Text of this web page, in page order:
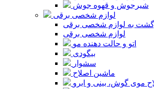
شیرجوش و قهوه جوش
لوازم شخصی برقی
به لوازم شخصی برقی
لوازم شخصی برقی
اتو و حالت دهنده مو
بیگودی
سشوار
ماشین اصلاح
موی گوش، بینی و ابرو